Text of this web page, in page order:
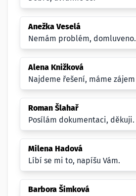
Anežka Veselá
Nemám problém, domluveno.
Alena Knižková
Najdeme řešení, máme zájem
Roman Šlahař
Posílám dokumentaci, děkuji.
Milena Hadová
Líbí se mi to, napíšu Vám.
Barbora Šimková